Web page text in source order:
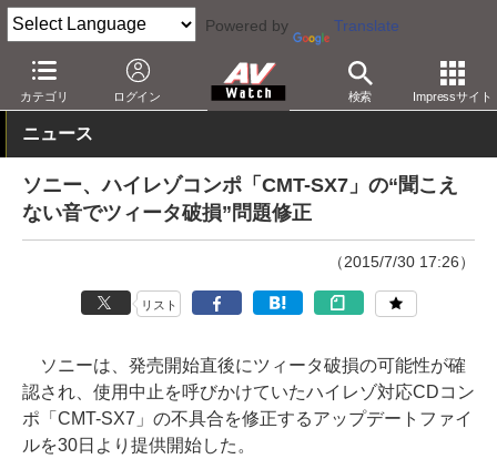
Powered by Translate
カテゴリ ログイン 検索 Impressサイト
AV Watch 製品 ミニコンポ
ニュース
ソニー、ハイレゾコンポ「CMT-SX7」の“聞こえ
ない音でツィータ破損”問題修正
（2015/7/30 17:26）
リスト
ソニーは、発売開始直後にツィータ破損の可能性が確
認され、使用中止を呼びかけていたハイレゾ対応CDコン
ポ「CMT-SX7」の不具合を修正するアップデートファイ
ルを30日より提供開始した。